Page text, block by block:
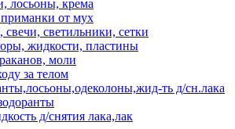
лосьоны, крема
от мух
светильники, сетки
жидкости, пластины
моли
за телом
ть д/сн.лака
д/снятия лака,лак